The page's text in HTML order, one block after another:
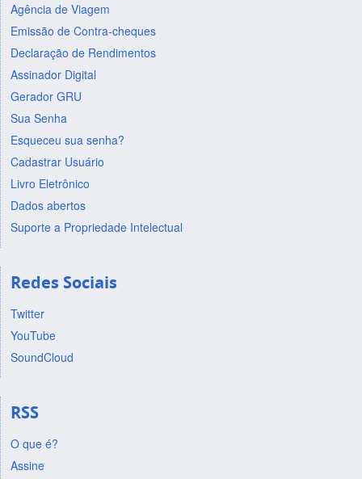
Agência de Viagem
Emissão de Contra-cheques
Declaração de Rendimentos
Assinador Digital
Gerador GRU
Sua Senha
Esqueceu sua senha?
Cadastrar Usuário
Livro Eletrônico
Dados abertos
Suporte a Propriedade Intelectual
Redes Sociais
Twitter
YouTube
SoundCloud
RSS
O que é?
Assine